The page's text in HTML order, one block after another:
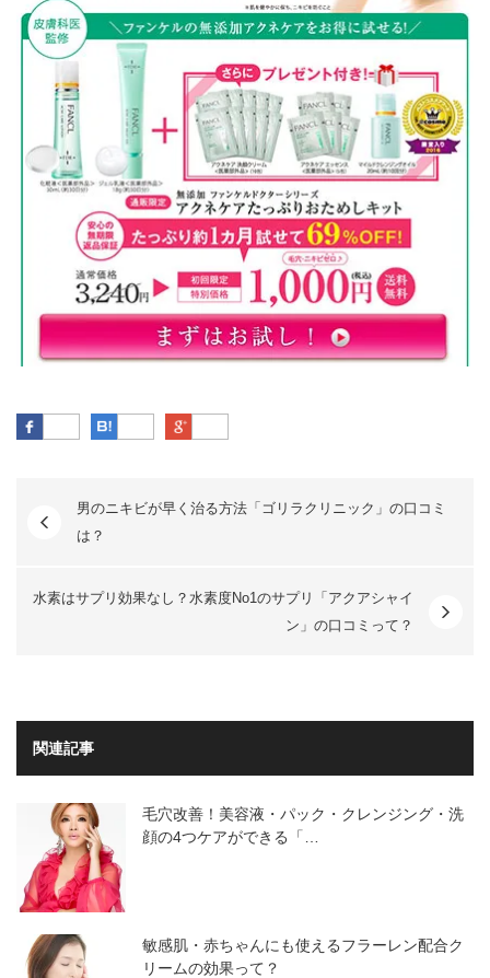
Facebook はてなブックマーク
男のニキビが早く治る方法「ゴリラクリニック」の口コミ
は？
水素はサプリ効果なし？水素度No1のサプリ「アクアシャイ
ン」の口コミって？
関連記事
毛穴改善！美容液・パック・クレンジング・洗
顔の4つケアができる「…
敏感肌・赤ちゃんにも使えるフラーレン配合ク
リームの効果って？